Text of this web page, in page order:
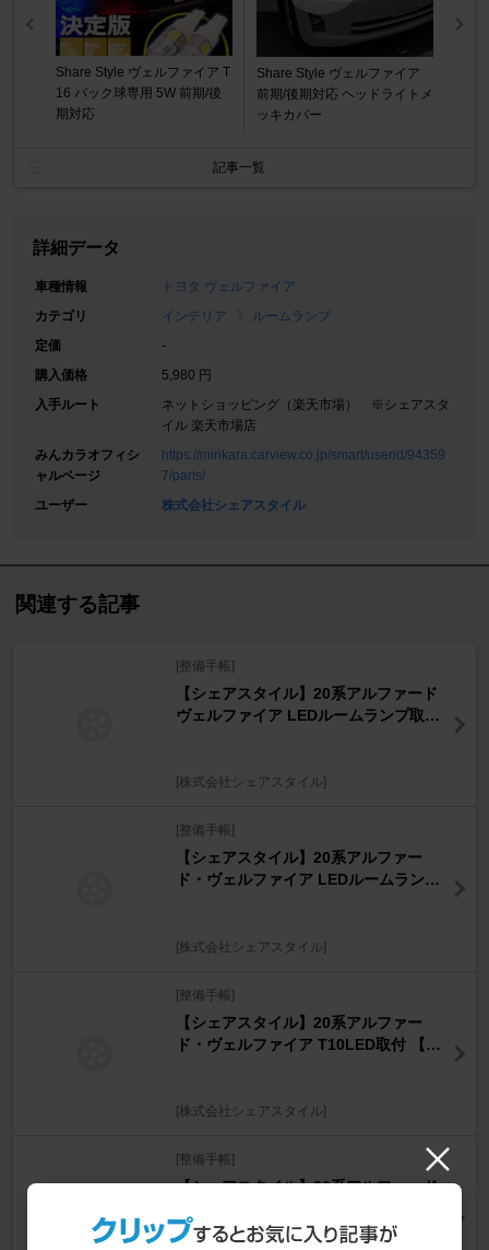
Share Style ヴェルファイア T
16 バック球専用 5W 前期/後
期対応
Share Style ヴェルファイア
前期/後期対応 ヘッドライトメ
ッキカバー
記事一覧
詳細データ
車種情報
トヨタ ヴェルファイア
カテゴリ
インテリア
ルームランプ
定価
-
購入価格
5,980 円
入手ルート
ネットショッピング（楽天市場） ※シェアスタ
イル 楽天市場店
みんカラオフィシ
ャルページ
https://minkara.carview.co.jp/smart/userid/94359
7/parts/
ユーザー
株式会社シェアスタイル
関連する記事
[整備手帳]
【シェアスタイル】20系アルファード
ヴェルファイア LEDルームランプ取付
[株式会社シェアスタイル]
[整備手帳]
【シェアスタイル】20系アルファー
ド・ヴェルファイア LEDルームランプ
[株式会社シェアスタイル]
[整備手帳]
【シェアスタイル】20系アルファー
ド・ヴェルファイア T10LED取付 【ラ
[株式会社シェアスタイル]
[整備手帳]
【シェアスタイル】20系アルファード
【フロントセンター】